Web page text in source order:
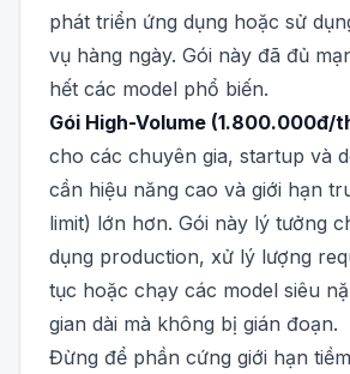
phát triển ứng dụng hoặc sử
vụ hàng ngày. Gói này đã đủ
hết các model phổ biến.
Gói High-Volume (1.800.000đ/
cho các chuyên gia, startup và
cần hiệu năng cao và giới hạn
limit) lớn hơn. Gói này lý tưởng
dụng production, xử lý lượng
tục hoặc chạy các model siêu
gian dài mà không bị gián đoạn.
Đừng để phần cứng giới hạn